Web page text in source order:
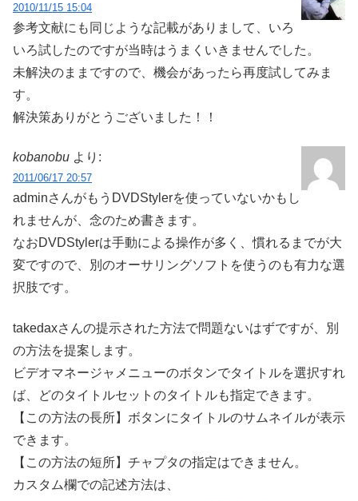
2010/11/15 15:04
参考文献にも同じような記載がありまして、いろ
いろ試したのですが当時はうまくいきませんでした。
未解決のままですので、機会があったら再度試してみま
す。
解決策ありがとうございました！！
kobanobu より:
2011/06/17 20:57
adminさんがもうDVDStylerを使っていないかもし
れませんが、念のため書きます。
なおDVDStylerは手動による操作が多く、慣れるまでが大
変ですので、別のオーサリングソフトを使うのも有力な選
択肢です。
takedaxさんの提示された方法で問題ないはずですが、別
の方法を提案します。
ビデオマネージャメニューのボタンでタイトルを選択すれ
ば、どのタイトルセットのタイトルも指定できます。
【この方法の長所】ボタンにタイトルのサムネイルが表示
できます。
【この方法の短所】チャプタの指定はできません。
カスタム欄での記述方法は、